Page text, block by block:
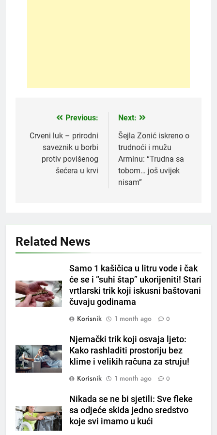
navigation
Previous:
Crveni luk – prirodni
saveznik u borbi
protiv povišenog
šećera u krvi
Next:
Šejla Zonić iskreno o
trudnoći i mužu
Arminu: “Trudna sa
tobom… još uvijek
nisam”
Related News
Samo 1 kašičica u litru vode i čak
će se i “suhi štap” ukorijeniti! Stari
vrtlarski trik koji iskusni baštovani
čuvaju godinama
Korisnik
1 month ago 0
Njemački trik koji osvaja ljeto:
Kako rashladiti prostoriju bez
klime i velikih računa za struju!
Korisnik
1 month ago 0
Nikada se ne bi sjetili: Sve fleke
sa odjeće skida jedno sredstvo
koje svi imamo u kući
ČISTAČ JETRE: Uzmite gutljaj
na prazan stomak i crijeva će
raditi kao sat, zaboravit ćete na
loše varenje
OSTALO
Tračevi su njihova glavna
preokupacija: Ljudi rođeni u ova
tri znaka najviše vole ogovarati
OSTALO
Piće od smreke – prirodni
napitak koji se često spominje
kod šećerne bolesti
OSTALO